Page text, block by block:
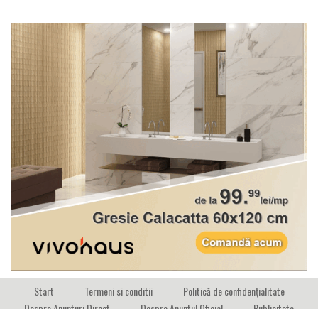
Start Termeni si conditii
Politică de confidențialitate